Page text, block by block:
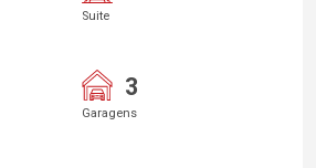
Suite
3
Garagens